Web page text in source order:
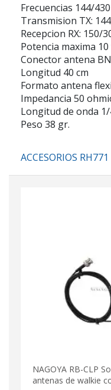
Frecuencias 144/
Transmision TX:
Recepcion RX: 150/
Potencia maxima
Conector antena
Longitud 40 cm
Formato antena
Impedancia 50
Longitud de onda
Peso 38 gr.
ACCESORIOS RH771
NAGOYA RB-CLP
antenas de walkie